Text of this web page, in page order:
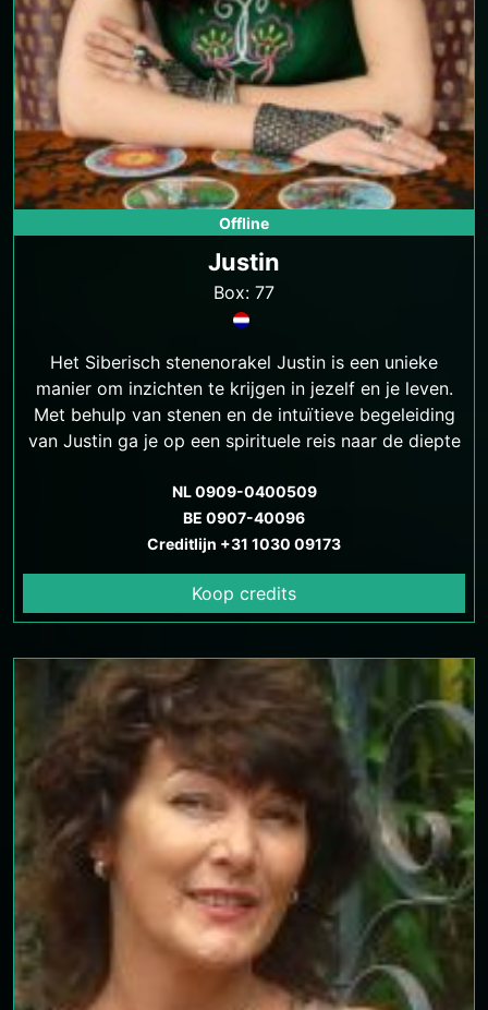
Offline
Justin
Box: 77
Het Siberisch stenenorakel Justin is een unieke
manier om inzichten te krijgen in jezelf en je leven.
Met behulp van stenen en de intuïtieve begeleiding
van Justin ga je op een spirituele reis naar de diepte
NL 0909-0400509
BE 0907-40096
Creditlijn +31 1030 09173
Koop credits